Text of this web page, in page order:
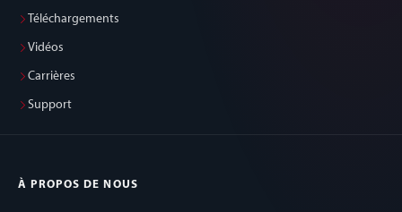
Téléchargements
Vidéos
Carrières
Support
À PROPOS DE NOUS